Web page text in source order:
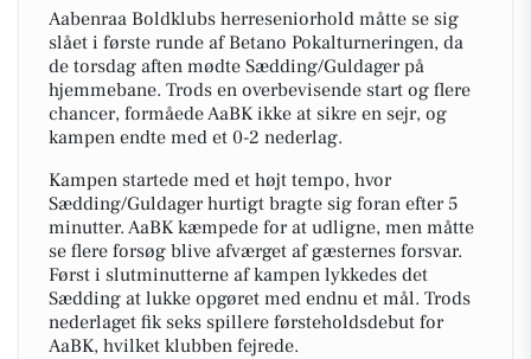
Aabenraa Boldklubs herreseniorhold måtte se sig
slået i første runde af Betano Pokalturneringen, da
de torsdag aften mødte Sædding/Guldager på
hjemmebane. Trods en overbevisende start og flere
chancer, formåede AaBK ikke at sikre en sejr, og
kampen endte med et 0-2 nederlag.
Kampen startede med et højt tempo, hvor
Sædding/Guldager hurtigt bragte sig foran efter 5
minutter. AaBK kæmpede for at udligne, men måtte
se flere forsøg blive afværget af gæsternes forsvar.
Først i slutminutterne af kampen lykkedes det
Sædding at lukke opgøret med endnu et mål. Trods
nederlaget fik seks spillere førsteholdsdebut for
AaBK, hvilket klubben fejrede.